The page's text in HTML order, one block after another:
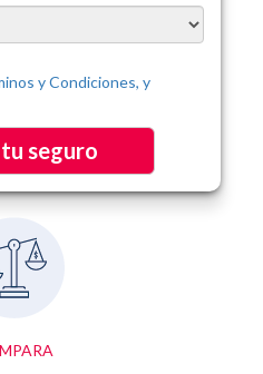
y Condiciones, y
seguro